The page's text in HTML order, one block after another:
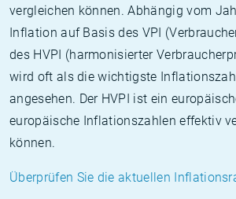
vergleichen können. Abhängig vom
Inflation auf Basis des VPI
des HVPI (harmonisierter
wird oft als die wichtigste
angesehen. Der HVPI ist ein
europäische Inflationszahlen effektiv
können.
Überprüfen Sie die aktuellen